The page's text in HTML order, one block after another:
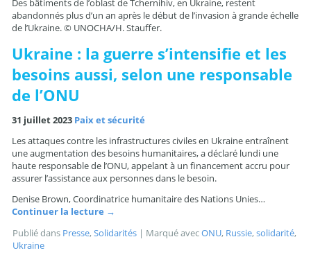
Des bâtiments de l’oblast de Tchernihiv, en Ukraine, restent
abandonnés plus d’un an après le début de l’invasion à grande échelle
de l’Ukraine. © UNOCHA/H. Stauffer.
Ukraine : la guerre s’intensifie et les
besoins aussi, selon une responsable
de l’ONU
31 juillet 2023 Paix et sécurité
Les attaques contre les infrastructures civiles en Ukraine entraînent
une augmentation des besoins humanitaires, a déclaré lundi une
haute responsable de l’ONU, appelant à un financement accru pour
assurer l’assistance aux personnes dans le besoin.
Denise Brown, Coordinatrice humanitaire des Nations Unies…
Continuer la lecture →
Publié dans Presse,Solidarités | Marqué avecONU, Russie,solidarité,
Ukraine